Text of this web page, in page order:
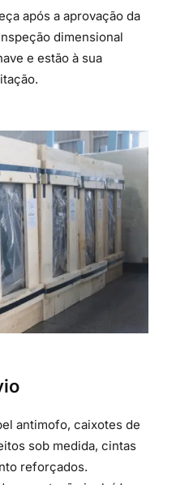
após a aprovação da
dimensional
e estão à sua
antimofo, caixotes de
sob medida, cintas
reforçados.